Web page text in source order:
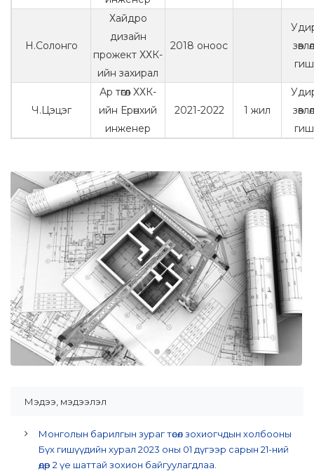
Н.Солонго
Хайдро
дизайн
прожект ХХК-
ийн захирал
2018 оноос
Ч.Цэцэг
Ар төгөл ХХК-
ийн Ерөнхий
инженер
2021-2022 1 жил
Мэдээ, мэдээлэл
Монголын барилгын зураг төсөл зохиогчдын холбооны
Бүх гишүүдийн хурал 2023 оны 01 дүгээр сарын 21-ний
өдөр 2 үе шаттай зохион байгуулагдлаа.